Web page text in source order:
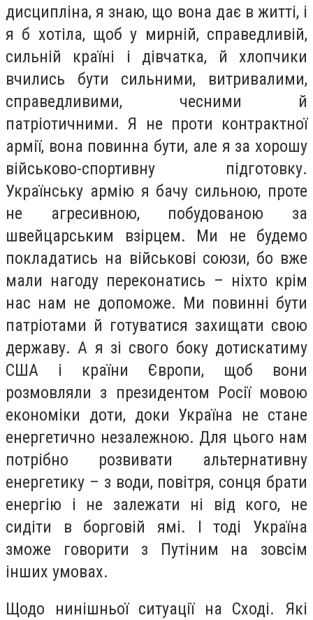
дисципліна, я знаю, що вона дає в житті, і
я б хотіла, щоб у мирній, справедливій,
сильній країні і дівчатка, й хлопчики
вчились бути сильними, витривалими,
справедливими, чесними й
патріотичними. Я не проти контрактної
армії, вона повинна бути, але я за хорошу
військово-спортивну підготовку.
Українську армію я бачу сильною, проте
не агресивною, побудованою за
швейцарським взірцем. Ми не будемо
покладатись на військові союзи, бо вже
мали нагоду переконатись – ніхто крім
нас нам не допоможе. Ми повинні бути
патріотами й готуватися захищати свою
державу. А я зі свого боку дотискатиму
США і країни Європи, щоб вони
розмовляли з президентом Росії мовою
економіки доти, доки Україна не стане
енергетично незалежною. Для цього нам
потрібно розвивати альтернативну
енергетику – з води, повітря, сонця брати
енергію і не залежати ні від кого, не
сидіти в борговій ямі. І тоді Україна
зможе говорити з Путіним на зовсім
інших умовах.
Щодо нинішньої ситуації на Сході. Які